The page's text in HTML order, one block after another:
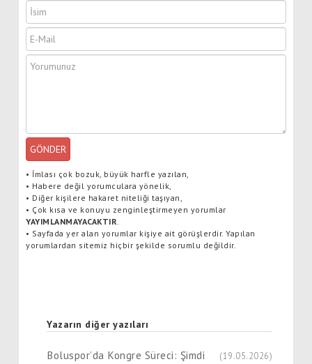
GÖNDER
• İmlası çok bozuk, büyük harfle yazılan,
• Habere değil yorumculara yönelik,
• Diğer kişilere hakaret niteliği taşıyan,
• Çok kısa ve konuyu zenginleştirmeyen yorumlar
YAYIMLANMAYACAKTIR
• Sayfada yer alan yorumlar kişiye ait görüşlerdir. Yapılan
yorumlardan sitemiz hiçbir şekilde sorumlu değildir.
Yazarın diğer yazıları
Boluspor’da Kongre Süreci: Şimdi
(19.05.2026)